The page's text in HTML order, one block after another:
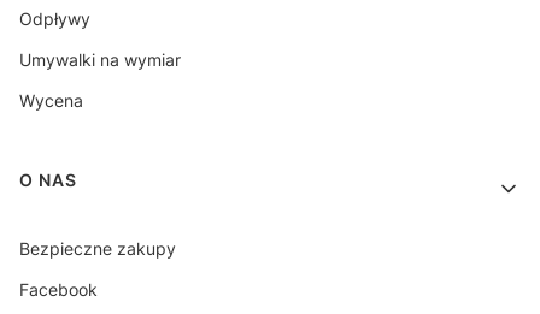
Odpływy
Umywalki na wymiar
Wycena
O NAS
Bezpieczne zakupy
Facebook